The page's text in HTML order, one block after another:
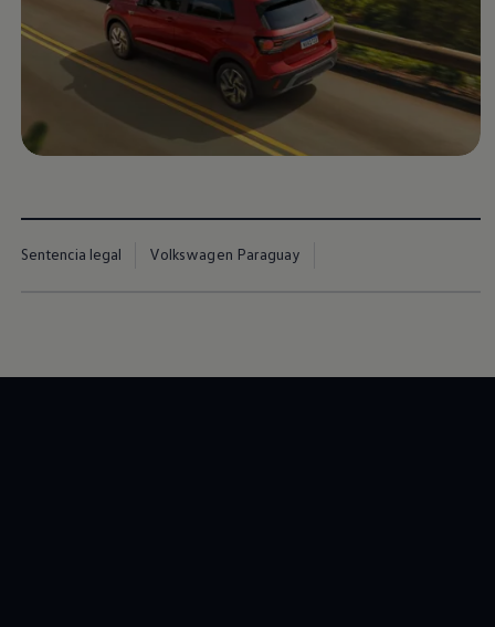
Sentencia legal Volkswagen Paraguay